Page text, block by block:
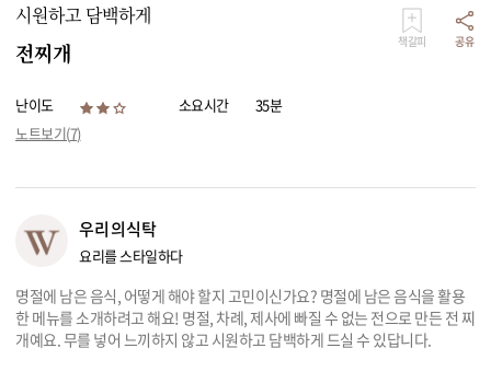
시원하고 담백하게
전찌개 책갈피 공유
난이도 소요시간
35분
노트보기(7)
우리의식탁
요리를 스타일하다
명절에 남은 음식, 어떻게 해야 할지 고민이신가요? 명절에 남은 음식을 활용
한 메뉴를 소개하려고 해요! 명절, 차례, 제사에 빠질 수 없는 전으로 만든 전 찌
개예요. 무를 넣어 느끼하지 않고 시원하고 담백하게 드실 수 있답니다.